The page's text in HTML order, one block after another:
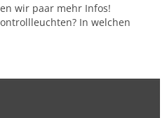
wir paar mehr Infos!
In welchen